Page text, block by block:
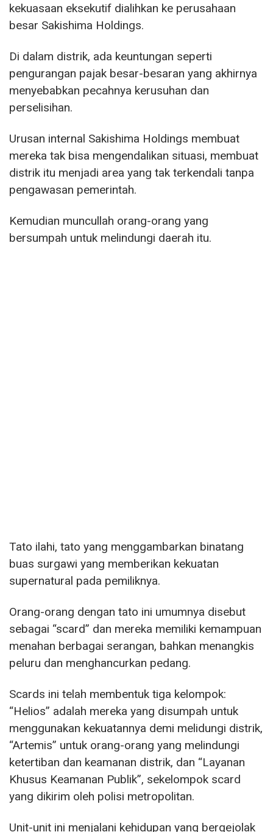
kekuasaan eksekutif dialihkan ke perusahaan
besar Sakishima Holdings.
Di dalam distrik, ada keuntungan seperti
pengurangan pajak besar-besaran yang akhirnya
menyebabkan pecahnya kerusuhan dan
perselisihan.
Urusan internal Sakishima Holdings membuat
mereka tak bisa mengendalikan situasi, membuat
distrik itu menjadi area yang tak terkendali tanpa
pengawasan pemerintah.
Kemudian muncullah orang-orang yang
bersumpah untuk melindungi daerah itu.
Tato ilahi, tato yang menggambarkan binatang
buas surgawi yang memberikan kekuatan
supernatural pada pemiliknya.
Orang-orang dengan tato ini umumnya disebut
sebagai “scard” dan mereka memiliki kemampuan
menahan berbagai serangan, bahkan menangkis
peluru dan menghancurkan pedang.
Scards ini telah membentuk tiga kelompok:
“Helios” adalah mereka yang disumpah untuk
menggunakan kekuatannya demi melidungi distrik,
“Artemis” untuk orang-orang yang melindungi
ketertiban dan keamanan distrik, dan “Layanan
Khusus Keamanan Publik”, sekelompok scard
yang dikirim oleh polisi metropolitan.
Unit-unit ini menjalani kehidupan yang bergejolak